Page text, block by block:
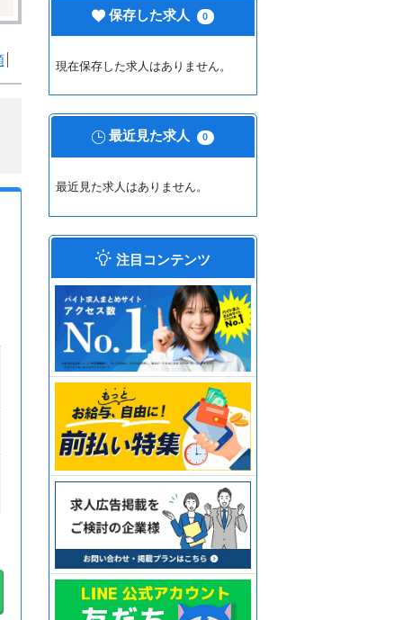
保存した求人 0
現在保存した求人はありません。
最近見た求人 0
最近見た求人はありません。
注目コンテンツ